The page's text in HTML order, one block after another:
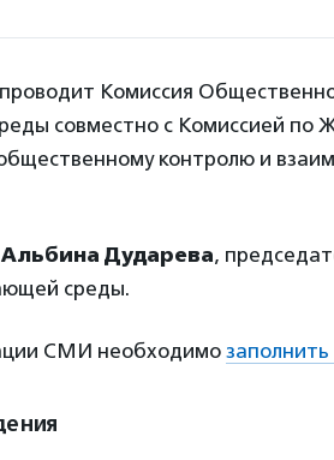
Комиссия
совместно с Комиссией по
контролю и
Альбина Дударева,
среды.
СМИ необходимо